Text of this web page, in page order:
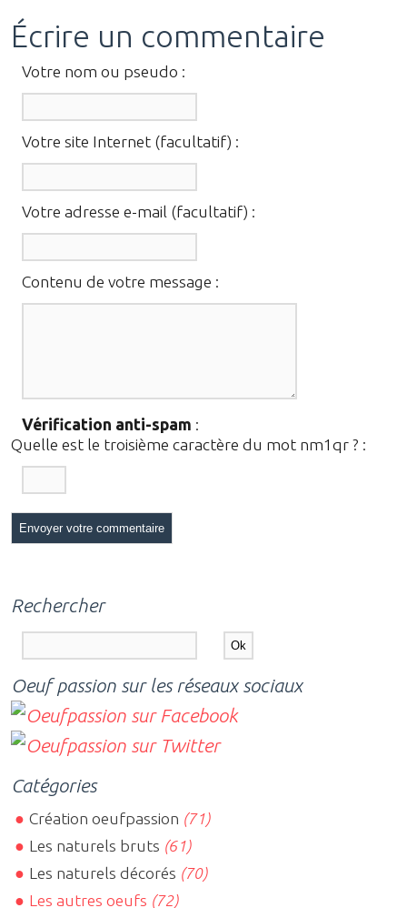
Écrire un commentaire
Votre nom ou pseudo :
Votre site Internet (facultatif) :
Votre adresse e-mail (facultatif) :
Contenu de votre message :
Vérification anti-spam :
Quelle est le troisième caractère du mot nm1qr ? :
Rechercher
Oeuf passion sur les réseaux sociaux
Catégories
Création oeufpassion (71)
Les naturels bruts (61)
Les naturels décorés (70)
Les autres oeufs (72)